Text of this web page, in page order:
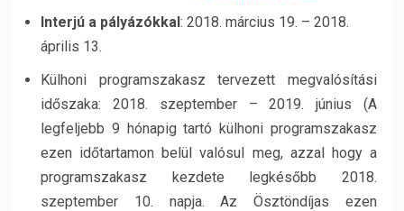
Interjú a pályázókkal: 2018. március 19. – 2018.
április 13.
Külhoni programszakasz tervezett megvalósítási
időszaka: 2018. szeptember – 2019. június (A
legfeljebb 9 hónapig tartó külhoni programszakasz
ezen időtartamon belül valósul meg, azzal hogy a
programszakasz kezdete legkésőbb 2018.
szeptember 10. napja. Az Ösztöndíjas ezen